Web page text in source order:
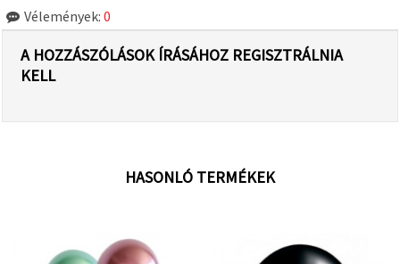
Vélemények: 0
A HOZZÁSZÓLÁSOK ÍRÁSÁHOZ REGISZTRÁLNIA
KELL
HASONLÓ TERMÉKEK